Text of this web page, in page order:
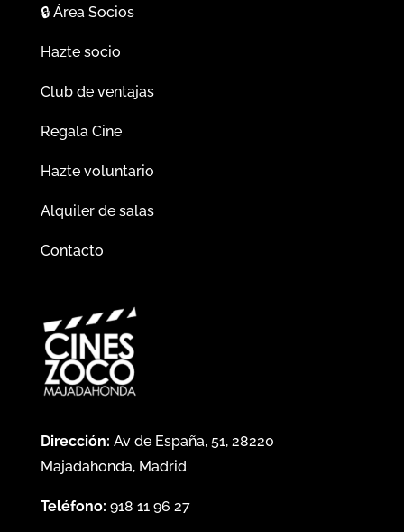
🔒Área Socios
Hazte socio
Club de ventajas
Regala Cine
Hazte voluntario
Alquiler de salas
Contacto
Dirección: Av de España, 51, 28220
Majadahonda, Madrid
Teléfono: 918 11 96 27